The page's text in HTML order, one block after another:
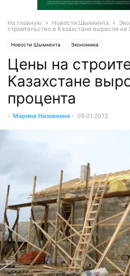
На главную Новости Шымкента
строительство в Казахстане выросли на
Новости Шымкента Экономика
Цены на
Казахстане
процента
- Марина Низовкина - 09.01.2012